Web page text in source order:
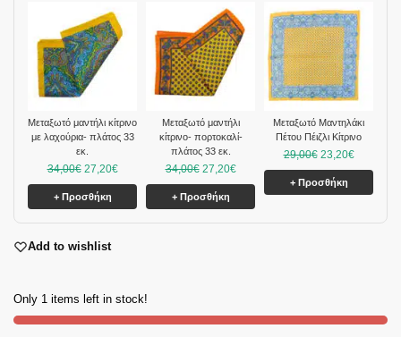
Mεταξωτό μαντήλι κίτρινο
με λαχούρια- πλάτος 33
εκ.
34,00€ 27,20€
+ Προσθήκη
Mεταξωτό μαντήλι
κίτρινο- πορτοκαλί-
πλάτος 33 εκ.
34,00€ 27,20€
+ Προσθήκη
Μεταξωτό Μαντηλάκι
Πέτου Πέιζλι Κίτρινο
29,00€ 23,20€
+ Προσθήκη
Add to wishlist
Only 1 items left in stock!